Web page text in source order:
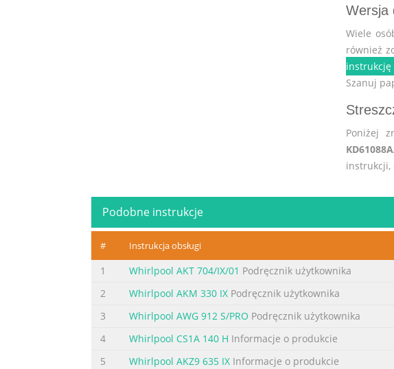
Wersja
Wiele
również
instrukcję
Szanuj
Poniżej
instrukcji,
Podobne instrukcje
# Instrukcja obsługi
1 Whirlpool AKT 704/IX/01 Podręcznik użytkownika
2
Whirlpool AKM 330 IX Podręcznik użytkownika
3
Whirlpool AWG 912 S/PRO Podręcznik użytkownika
4
Whirlpool CS1A 140 H Informacje o produkcie
5
Whirlpool AKZ9 635 IX Informacje o produkcie